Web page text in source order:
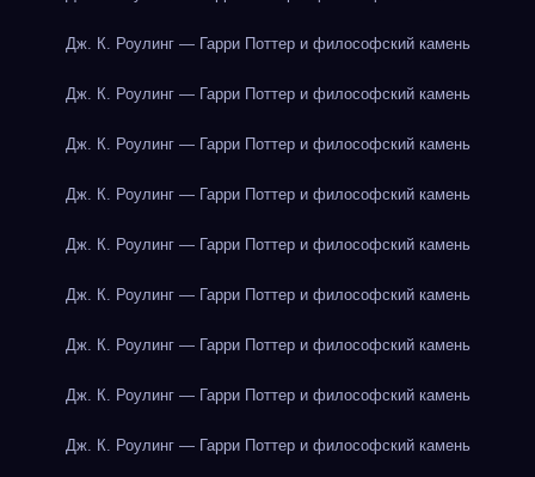
Дж. К. Роулинг — Гарри Поттер и философский камень
Дж. К. Роулинг — Гарри Поттер и философский камень
Дж. К. Роулинг — Гарри Поттер и философский камень
Дж. К. Роулинг — Гарри Поттер и философский камень
Дж. К. Роулинг — Гарри Поттер и философский камень
Дж. К. Роулинг — Гарри Поттер и философский камень
Дж. К. Роулинг — Гарри Поттер и философский камень
Дж. К. Роулинг — Гарри Поттер и философский камень
Дж. К. Роулинг — Гарри Поттер и философский камень